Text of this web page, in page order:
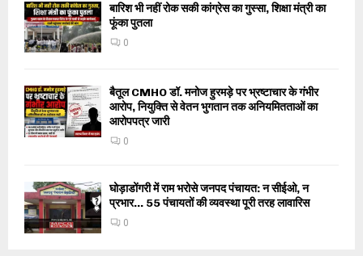
बारिश भी नहीं रोक सकी कांग्रेस का गुस्सा, शिक्षा मंत्री का
फूंका पुतला
0
बैतूल CMHO डॉ. मनोज हुरमड़े पर भ्रष्टाचार के गंभीर
आरोप, नियुक्ति से वेतन भुगतान तक अनियमितताओं का
आरोपपत्र जारी
0
घोड़ाडोंगरी में राम भरोसे जनपद पंचायत: न सीईओ, न
प्रभार… 55 पंचायतों की व्यवस्था पूरी तरह लावारिस
0